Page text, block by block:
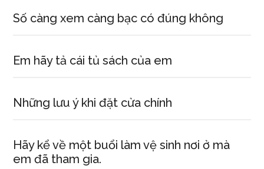
Số càng xem càng bạc có đúng không
Em hãy tả cái tủ sách của em
Những lưu ý khi đặt cửa chính
Hãy kể về một buổi làm vệ sinh nơi ở mà
em đã tham gia.